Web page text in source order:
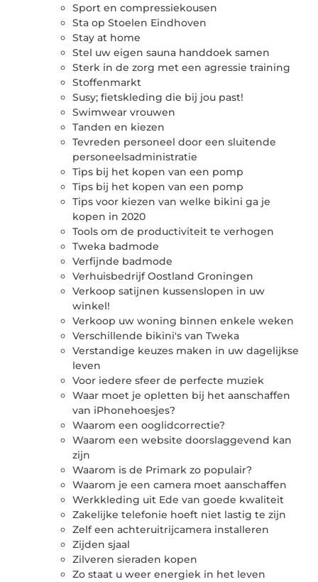
Sport en compressiekousen
Sta op Stoelen Eindhoven
Stay at home
Stel uw eigen sauna handdoek samen
Sterk in de zorg met een agressie training
Stoffenmarkt
Susy; fietskleding die bij jou past!
Swimwear vrouwen
Tanden en kiezen
Tevreden personeel door een sluitende
personeelsadministratie
Tips bij het kopen van een pomp
Tips bij het kopen van een pomp
Tips voor kiezen van welke bikini ga je
kopen in 2020
Tools om de productiviteit te verhogen
Tweka badmode
Verfijnde badmode
Verhuisbedrijf Oostland Groningen
Verkoop satijnen kussenslopen in uw
winkel!
Verkoop uw woning binnen enkele weken
Verschillende bikini's van Tweka
Verstandige keuzes maken in uw dagelijkse
leven
Voor iedere sfeer de perfecte muziek
Waar moet je opletten bij het aanschaffen
van iPhonehoesjes?
Waarom een ooglidcorrectie?
Waarom een website doorslaggevend kan
zijn
Waarom is de Primark zo populair?
Waarom je een camera moet aanschaffen
Werkkleding uit Ede van goede kwaliteit
Zakelijke telefonie hoeft niet lastig te zijn
Zelf een achteruitrijcamera installeren
Zijden sjaal
Zilveren sieraden kopen
Zo staat u weer energiek in het leven